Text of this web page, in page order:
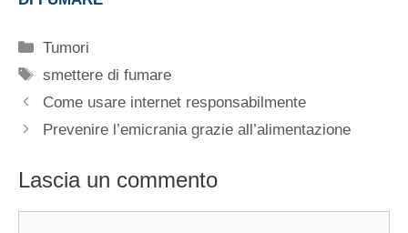
Categorie
Tumori
Tag
smettere di fumare
Come usare internet responsabilmente
Prevenire l’emicrania grazie all’alimentazione
Lascia un commento